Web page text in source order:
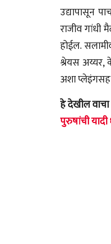
उद्यापासून
राजीव गांधी
होईल.
श्रेयस अय्यर,
अशा
हे देखील वाचा
पुरुषांची